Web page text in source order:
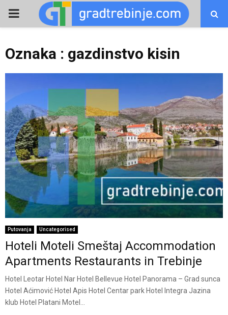
PRIMARY
Oznaka : gazdinstvo kisin
Putovanja Uncategorised
Hoteli Moteli Smeštaj Accommodation
Apartments Restaurants in Trebinje
Hotel Leotar Hotel Nar Hotel Bellevue Hotel Panorama – Grad sunca
Hotel Aćimović Hotel Apis Hotel Centar park Hotel Integra Jazina
klub Hotel Platani Motel...